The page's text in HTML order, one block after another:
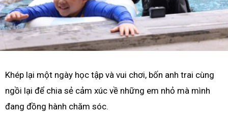
Khép lại một ngày học tập và vui chơi, bốn anh trai cùng
ngồi lại để chia sẻ cảm xúc về những em nhỏ mà mình
đang đồng hành chăm sóc.